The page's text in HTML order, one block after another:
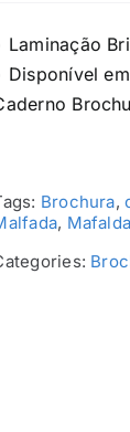
Laminação
Disponível
Brochura,
, Mafalda